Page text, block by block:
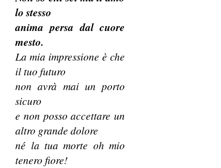
lo stesso
anima persa dal cuore
mesto.
La mia impressione è che
il tuo futuro
non avrà mai un porto
sicuro
e non posso accettare un
altro grande dolore
né la tua morte oh mio
tenero fiore!